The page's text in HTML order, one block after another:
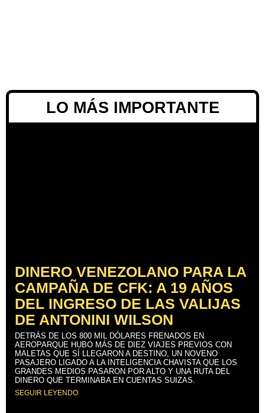
LO MÁS IMPORTANTE
DINERO VENEZOLANO PARA LA
CAMPAÑA DE CFK: A 19 AÑOS
DEL INGRESO DE LAS VALIJAS
DE ANTONINI WILSON
DETRÁS DE LOS 800 MIL DÓLARES FRENADOS EN
AEROPARQUE HUBO MÁS DE DIEZ VIAJES PREVIOS CON
MALETAS QUE SÍ LLEGARON A DESTINO, UN NOVENO
PASAJERO LIGADO A LA INTELIGENCIA CHAVISTA QUE LOS
GRANDES MEDIOS PASARON POR ALTO Y UNA RUTA DEL
DINERO QUE TERMINABA EN CUENTAS SUIZAS.
SEGUIR LEYENDO